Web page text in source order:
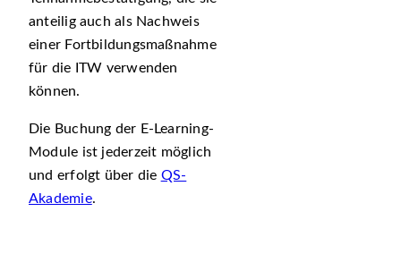
anteilig auch als Nachweis
einer Fortbildungsmaßnahme
für die ITW verwenden
können.
Die Buchung der E-Learning-
Module ist jederzeit möglich
und erfolgt über die QS-
Akademie.